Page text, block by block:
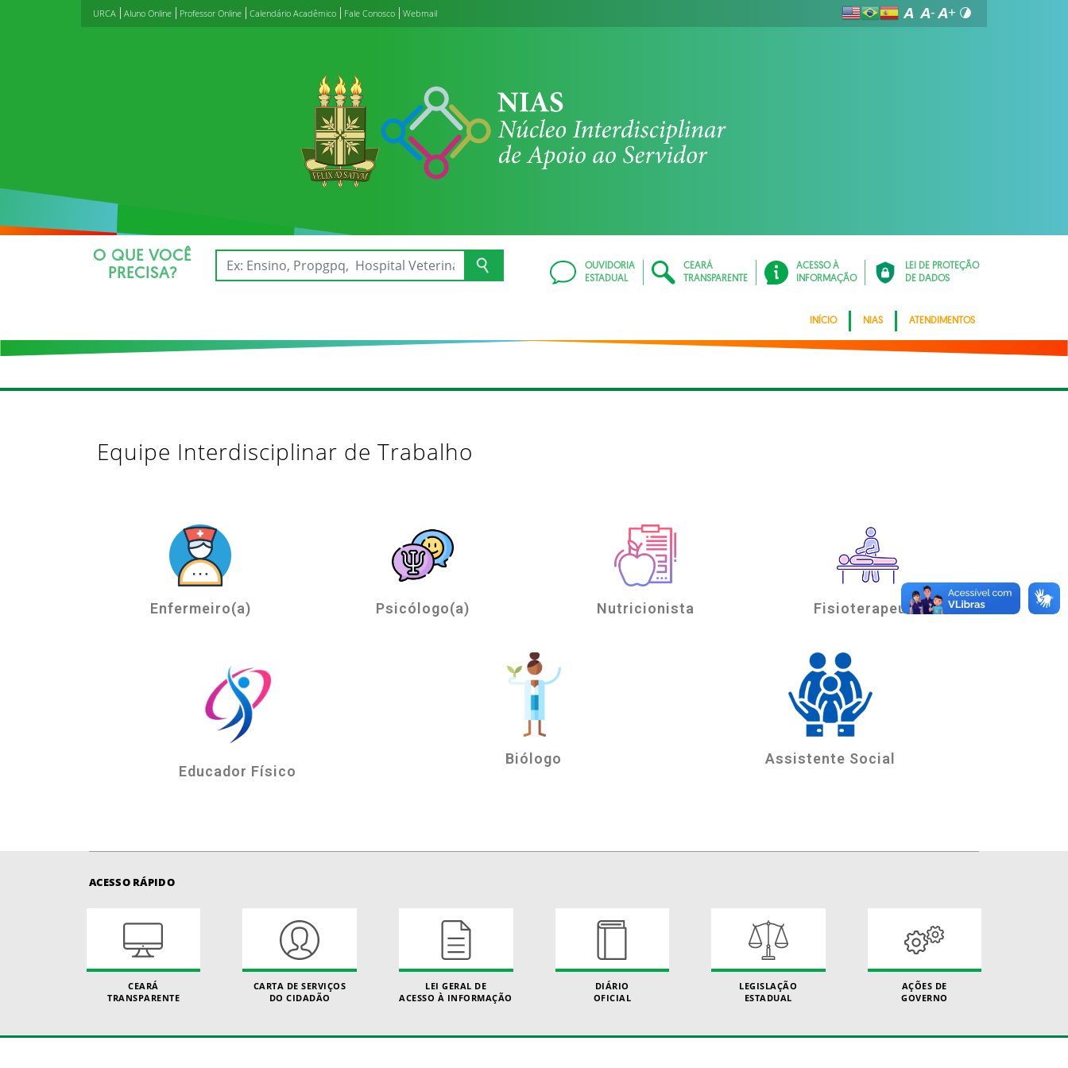
URCA Aluno Online Professor Online Calendário Acadêmico Fale Conosco Webmail
O QUE VOCÊ
PRECISA?
OUVIDORIA
ESTADUAL
CEARÁ
TRANSPARENTE
ACESSO À
INFORMAÇÃO
LEI DE PROTEÇÃO
DE DADOS
INÍCIO NIAS ATENDIMENTOS
Equipe Interdisciplinar de Trabalho
Enfermeiro(a) Psicólogo(a) Nutricionista Fisioterapeuta
Educador Físico
Biólogo Assistente Social
ACESSO RÁPIDO
CEARÁ
TRANSPARENTE
CARTA DE SERVIÇOS
DO CIDADÃO
LEI GERAL DE
ACESSO À INFORMAÇÃO
DIÁRIO
OFICIAL
LEGISLAÇÃO
ESTADUAL
AÇÕES DE
GOVERNO